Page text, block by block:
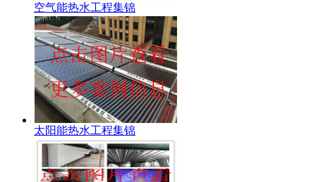
空气能热水工程集锦
太阳能热水工程集锦